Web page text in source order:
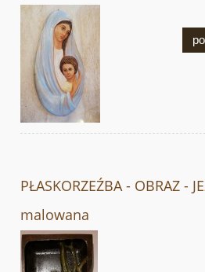
PŁASKORZEŹBA - OBRAZ -
malowana